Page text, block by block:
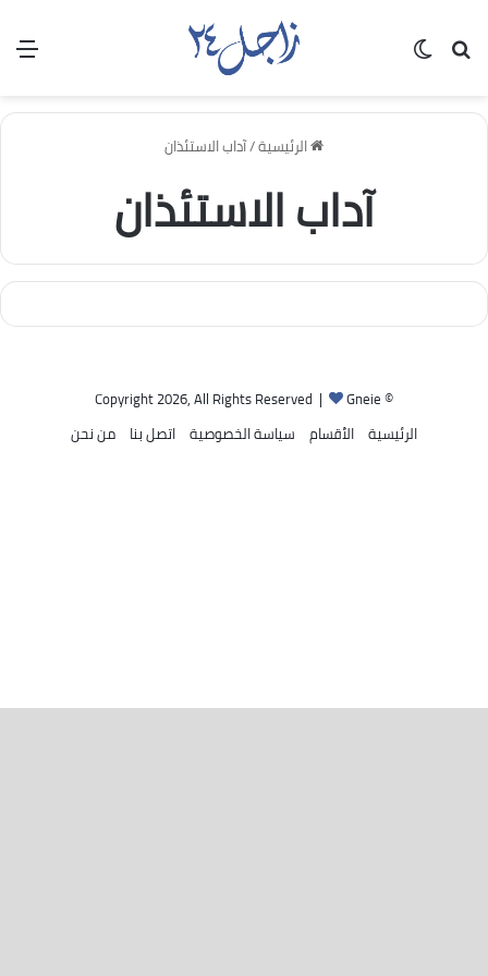
بحث عن
الرئيسية/آداب الاستئذان
آداب الاستئذان
© Copyright 2026, All Rights Reserved |
Gneie
الرئيسية الأقسام سياسة الخصوصية اتصل بنا من نحن